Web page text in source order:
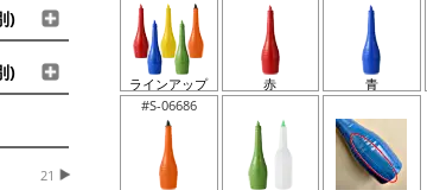
)
)
21
ラインアップ 赤 青
#S-06686